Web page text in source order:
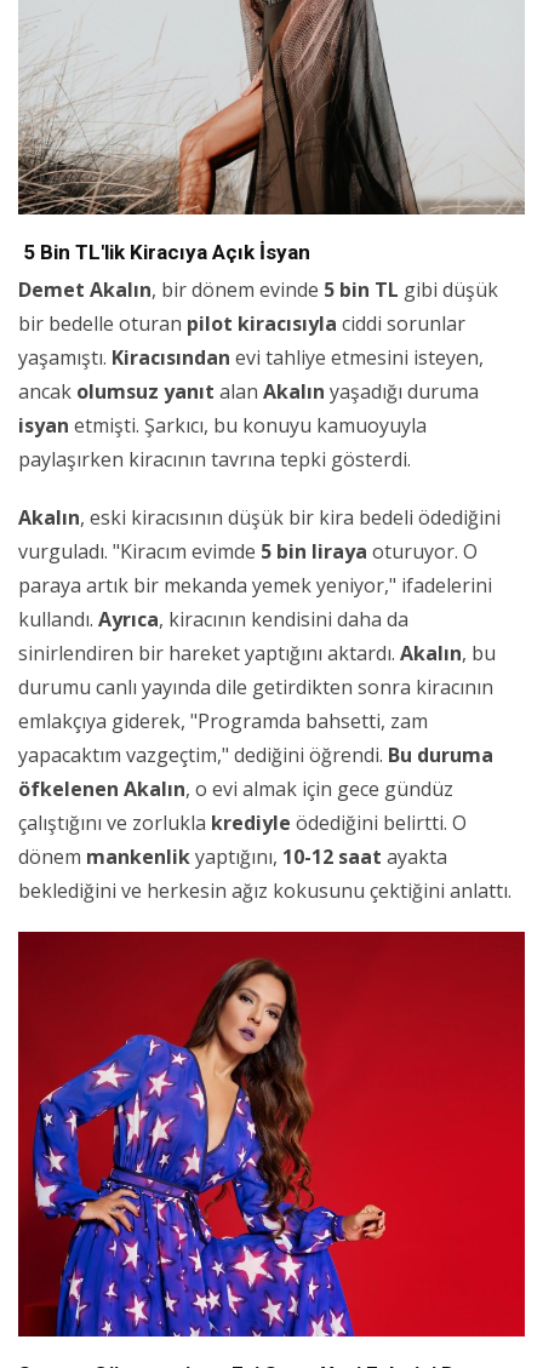
5 Bin TL'lik Kiracıya Açık İsyan
Demet Akalın, bir dönem evinde 5 bin TL gibi düşük
bir bedelle oturan pilot kiracısıyla ciddi sorunlar
yaşamıştı. Kiracısından evi tahliye etmesini isteyen,
ancak olumsuz yanıt alan Akalın yaşadığı duruma
isyan etmişti. Şarkıcı, bu konuyu kamuoyuyla
paylaşırken kiracının tavrına tepki gösterdi.
Akalın, eski kiracısının düşük bir kira bedeli ödediğini
vurguladı. "Kiracım evimde 5 bin liraya oturuyor. O
paraya artık bir mekanda yemek yeniyor," ifadelerini
kullandı. Ayrıca, kiracının kendisini daha da
sinirlendiren bir hareket yaptığını aktardı. Akalın, bu
durumu canlı yayında dile getirdikten sonra kiracının
emlakçıya giderek, "Programda bahsetti, zam
yapacaktım vazgeçtim," dediğini öğrendi. Bu duruma
öfkelenen Akalın, o evi almak için gece gündüz
çalıştığını ve zorlukla krediyle ödediğini belirtti. O
dönem mankenlikyaptığını, 10-12 saat ayakta
beklediğini ve herkesin ağız kokusunu çektiğini anlattı.